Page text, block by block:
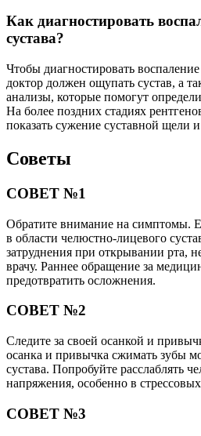
Как диагностировать
сустава?
Чтобы диагностировать
доктор должен ощупать сустав, а
анализы, которые помогут
На более поздних стадиях
показать сужение суставной щели и
Советы
СОВЕТ №1
Обратите внимание на симптомы.
в области челюстно-лицевого
затруднения при открывании рта,
врачу. Раннее обращение за
предотвратить осложнения.
СОВЕТ №2
Следите за своей осанкой и
осанка и привычка сжимать зубы
сустава. Попробуйте расслаблять
напряжения, особенно в
СОВЕТ №3